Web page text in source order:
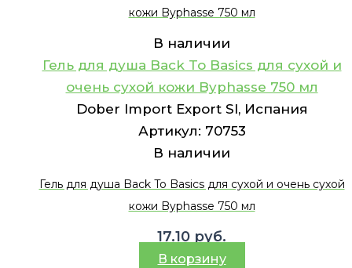
кожи Byphasse 750 мл
В наличии
Гель для душа Back To Basics для сухой и
очень сухой кожи Byphasse 750 мл
Dober Import Export Sl, Испания
Артикул: 70753
В наличии
Гель для душа Back To Basics для сухой и очень сухой
кожи Byphasse 750 мл
17.10 руб.
В корзину